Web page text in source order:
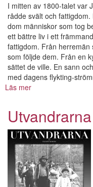
I mitten av 1800-talet var
rådde svält och
dom människor som tog
ett bättre liv i ett
fattigdom. Från
som följde dem. Från en
sättet de ville. En sann
med dagens flykting-
Läs mer
Utvandrarna